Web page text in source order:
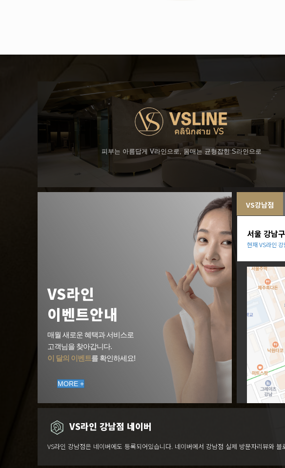
피부는 아름답게 V라인으로, 몸매는 균형잡힌 S라인으로
VS라인
이벤트안내
매월 새로운 혜택과 서비스로
고객님을 찾아갑니다.
이 달의 이벤트를 확인하세요!
MORE +
VS강남점
서울 강남
현재 VS라인
VS라인 강남점 네이버
VS라인 강남점은 네이버에도 등록되어있습니다. 네이버에서 강남점 실제 방문자리뷰와